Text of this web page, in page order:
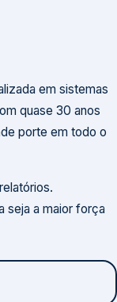
em sistemas
quase 30 anos
porte em todo o
seja a maior força